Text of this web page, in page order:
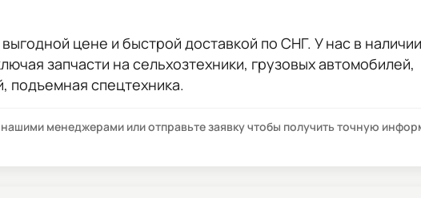
цене и быстрой доставкой по СНГ. У нас в
запчасти на сельхозтехники, грузовых автомобилей,
подъемная спецтехника.
менеджерами или отправьте заявку чтобы получить точную